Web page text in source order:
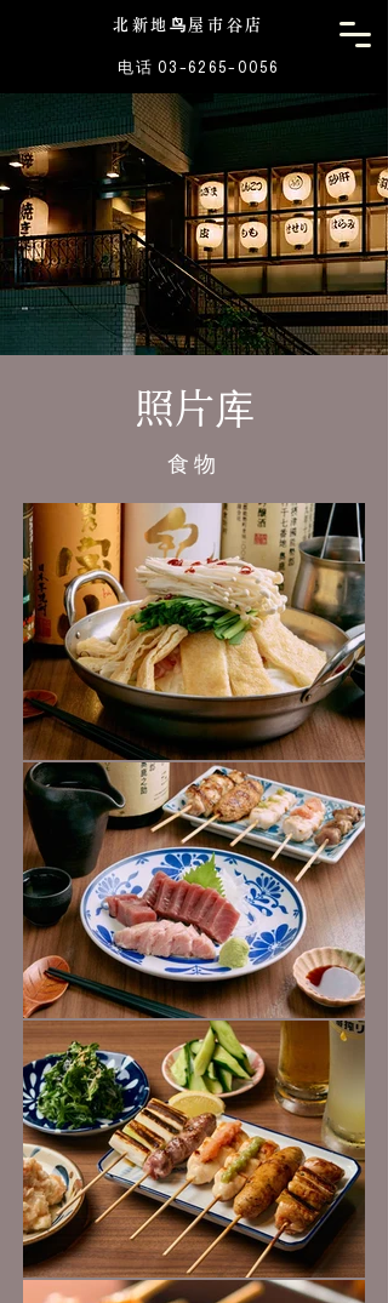
北新地鸟屋市谷店
电话 03-6265-0056
照片库
食物